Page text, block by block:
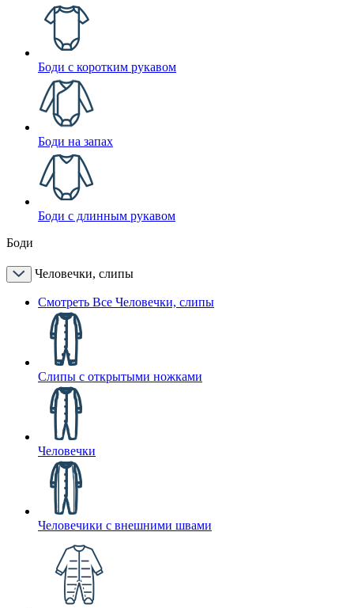
Боди с коротким рукавом
Боди на запах
Боди с длинным рукавом
Боди
Человечки, слипы
Смотреть Все Человечки, слипы
Слипы с открытыми ножками
Человечки
Человечики с внешними швами